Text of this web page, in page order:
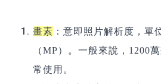
畫素 ：意即照片解析度，單
（MP）。一般來說，1200
常使用。